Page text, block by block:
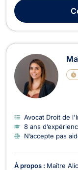
En droit des
d’assureurs et
Avocat Droit de
8 ans
N’accepte pas
À propos : Maître